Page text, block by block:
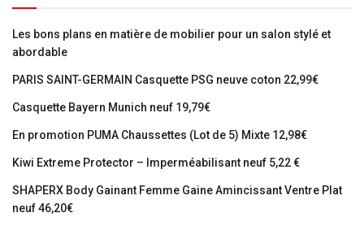
Les bons plans en matière de mobilier pour un salon stylé et
abordable
PARIS SAINT-GERMAIN Casquette PSG neuve coton 22,99€
Casquette Bayern Munich neuf 19,79€
En promotion PUMA Chaussettes (Lot de 5) Mixte 12,98€
Kiwi Extreme Protector – Imperméabilisant neuf 5,22 €
SHAPERX Body Gainant Femme Gaine Amincissant Ventre Plat
neuf 46,20€